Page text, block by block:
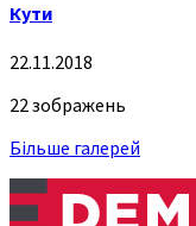
Кути
22.11.2018
22 зображень
Більше галерей